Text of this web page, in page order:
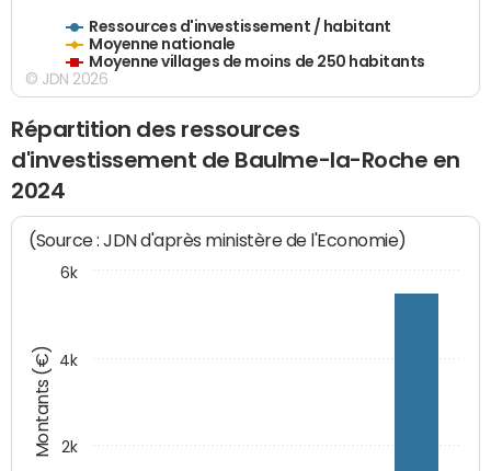
Ressources d'investissement / habitant
Moyenne nationale
Moyenne villages de moins de 250 habitants
© JDN 2026
Répartition des ressources
d'investissement de Baulme-la-Roche en
2024
Montants (€)
(Source : JDN d'après ministère de l'Economie)
2k
4k
6k